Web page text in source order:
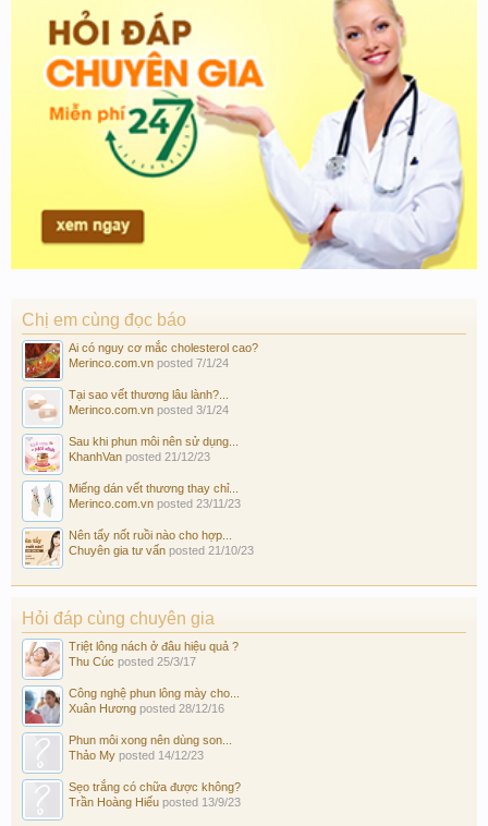
Chị em cùng đọc báo
Ai có nguy cơ mắc cholesterol cao?
Merinco.com.vn posted 7/1/24
Tại sao vết thương lâu lành?...
Merinco.com.vn posted 3/1/24
Sau khi phun môi nên sử dụng...
KhanhVan posted 21/12/23
Miếng dán vết thương thay chỉ...
Merinco.com.vn posted 23/11/23
Nên tẩy nốt ruồi nào cho hợp...
Chuyên gia tư vấn posted 21/10/23
Hỏi đáp cùng chuyên gia
Triệt lông nách ở đâu hiệu quả ?
Thu Cúc posted 25/3/17
Công nghệ phun lông mày cho...
Xuân Hương posted 28/12/16
Phun môi xong nên dùng son...
Thảo My posted 14/12/23
Sẹo trắng có chữa được không?
Trần Hoàng Hiếu posted 13/9/23